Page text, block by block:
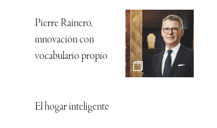
Pierre Rainero,
innovación con
vocabulario propio
El hogar inteligente